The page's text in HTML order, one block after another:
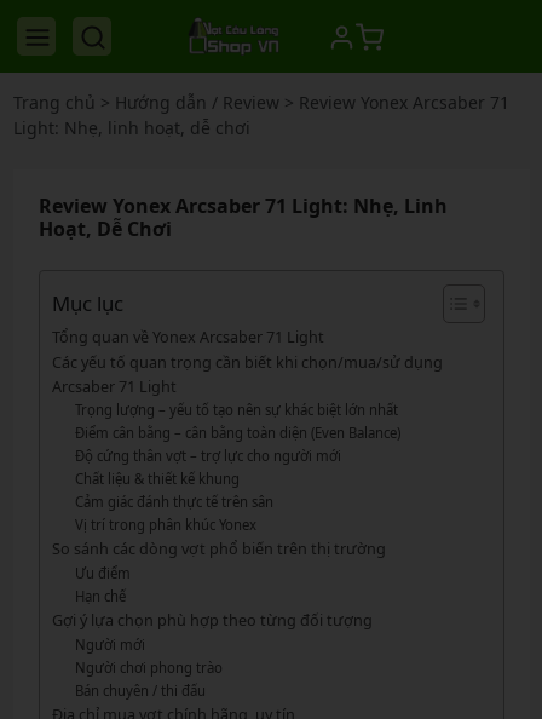
Trang chủ > Hướng dẫn / Review> Review Yonex Arcsaber 71
Light: Nhẹ, linh hoạt, dễ chơi
Review Yonex Arcsaber 71 Light: Nhẹ, Linh
Hoạt, Dễ Chơi
Mục lục
Tổng quan về Yonex Arcsaber 71 Light
Các yếu tố quan trọng cần biết khi chọn/mua/sử dụng
Arcsaber 71 Light
Trọng lượng – yếu tố tạo nên sự khác biệt lớn nhất
Điểm cân bằng – cân bằng toàn diện (Even Balance)
Độ cứng thân vợt – trợ lực cho người mới
Chất liệu & thiết kế khung
Cảm giác đánh thực tế trên sân
Vị trí trong phân khúc Yonex
So sánh các dòng vợt phổ biến trên thị trường
Ưu điểm
Hạn chế
Gợi ý lựa chọn phù hợp theo từng đối tượng
Người mới
Người chơi phong trào
Bán chuyên / thi đấu
Địa chỉ mua vợt chính hãng, uy tín